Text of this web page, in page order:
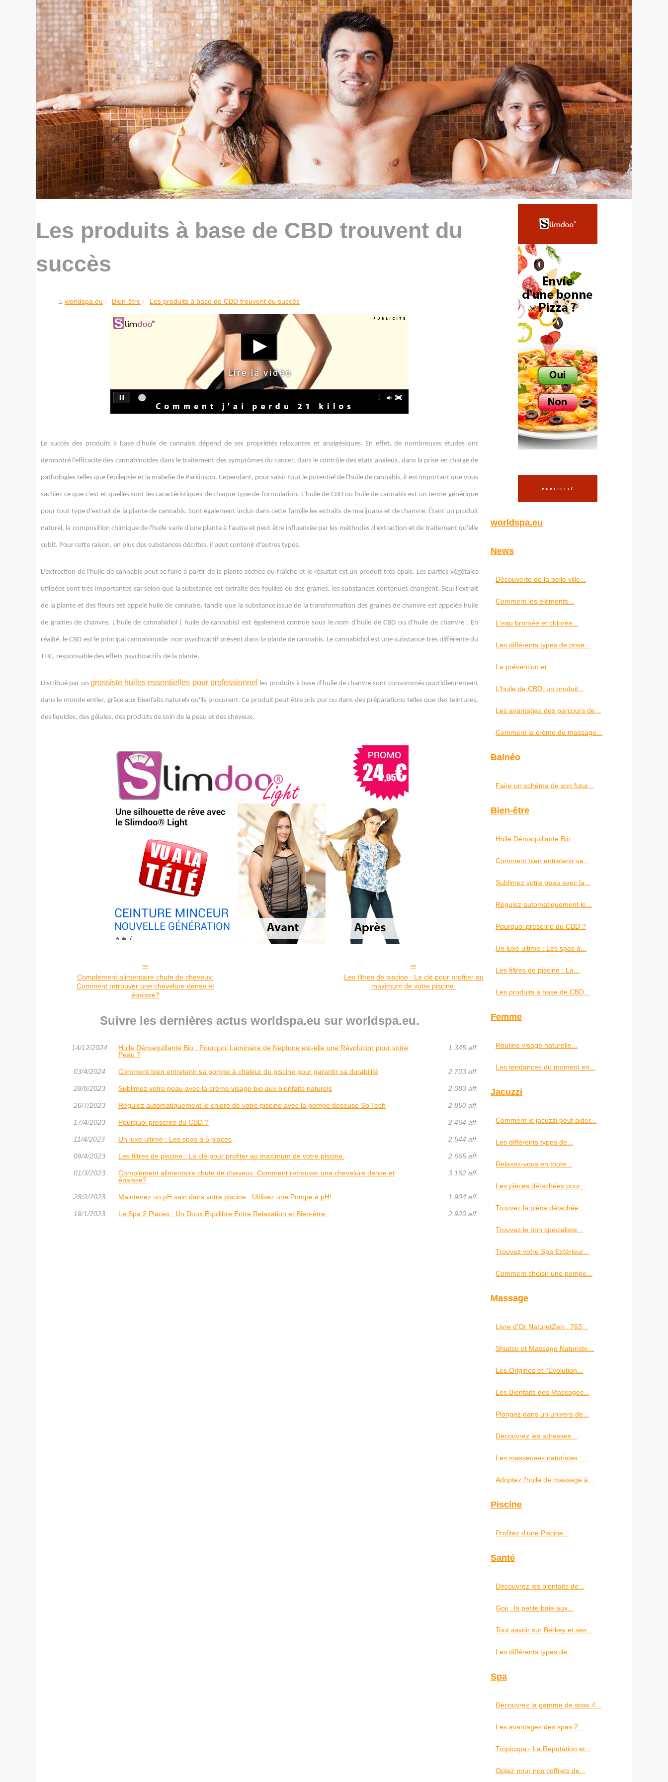
Les produits à base de CBD trouvent du
succès
worldspa.eu Bien-être Les produits à base de CBD trouvent du succès
Le succès des produits à base d'huile de cannabis dépend de ses propriétés relaxantes et analgésiques. En effet, de nombreuses études ont
démontré l'efficacité des cannabinoïdes dans le traitement des symptômes du cancer, dans le contrôle des états anxieux, dans la prise en charge de
pathologies telles que l'épilepsie et la maladie de Parkinson. Cependant, pour saisir tout le potentiel de l'huile de cannabis, il est important que vous
sachiez ce que c'est et quelles sont les caractéristiques de chaque type de formulation. L'huile de CBD ou huile de cannabis est un terme générique
pour tout type d'extrait de la plante de cannabis. Sont également inclus dans cette famille les extraits de marijuana et de chanvre. Étant un produit
naturel, la composition chimique de l'huile varie d'une plante à l'autre et peut être influencée par les méthodes d'extraction et de traitement qu'elle
subit. Pour cette raison, en plus des substances décrites, il peut contenir d'autres types.
L'extraction de l'huile de cannabis peut se faire à partir de la plante séchée ou fraîche et le résultat est un produit très épais. Les parties végétales
utilisées sont très importantes car selon que la substance est extraite des feuilles ou des graines, les substances contenues changent. Seul l'extrait
de la plante et des fleurs est appelé huile de cannabis, tandis que la substance issue de la transformation des graines de chanvre est appelée huile
de graines de chanvre. L'huile de cannabidiol ( huile de cannabis) est également connue sous le nom d'huile de CBD ou d'huile de chanvre . En
réalité, le CBD est le principal cannabinoïde non psychoactif présent dans la plante de cannabis. Le cannabidiol est une substance très différente du
THC, responsable des effets psychoactifs de la plante.
Distribué par un grossiste huiles essentielles pour professionnel les produits à base d'huile de chanvre sont consommés quotidiennement
dans le monde entier, grâce aux bienfaits naturels qu'ils procurent. Ce produit peut être pris pur ou dans des préparations telles que des teintures,
des liquides, des gélules, des produits de soin de la peau et des cheveux.
Complément alimentaire chute de cheveux:
Comment retrouver une chevelure dense et
épaisse?
Les filtres de piscine : La clé pour profiter au
maximum de votre piscine.
Suivre les dernières actus worldspa.eu sur worldspa.eu.
14/12/2024
Huile Démaquillante Bio : Pourquoi Laminaire de Neptune est-elle une Révolution pour votre
Peau ?
1 345 aff.
03/4/2024 Comment bien entretenir sa pompe à chaleur de piscine pour garantir sa durabilité 2 703 aff.
28/9/2023 Sublimez votre peau avec la crème visage bio aux bienfaits naturels 2 083 aff.
26/7/2023 Régulez automatiquement le chlore de votre piscine avec la pompe doseuse So'Tech 2 850 aff.
17/4/2023 Pourquoi prescrire du CBD ? 2 464 aff.
11/4/2023 Un luxe ultime : Les spas à 5 places 2 544 aff.
09/4/2023 Les filtres de piscine : La clé pour profiter au maximum de votre piscine. 2 665 aff.
01/3/2023
Complément alimentaire chute de cheveux: Comment retrouver une chevelure dense et
épaisse?
3 162 aff.
28/2/2023 Maintenez un pH sain dans votre piscine : Utilisez une Pompe à pH! 1 904 aff.
19/1/2023 Le Spa 2 Places : Un Doux Équilibre Entre Relaxation et Bien-être. 2 920 aff.
worldspa.eu
News
Découverte de la belle ville...
Comment les éléments...
L'eau bromée et chlorée...
Les différents types de pose...
La prévention et...
L'huile de CBD, un produit...
Les avantages des parcours de...
Comment la crème de massage...
Balnéo
Faire un schéma de son futur...
Bien-être
Huile Démaquillante Bio :...
Comment bien entretenir sa...
Sublimez votre peau avec la...
Régulez automatiquement le...
Pourquoi prescrire du CBD ?
Un luxe ultime : Les spas à...
Les filtres de piscine : La...
Les produits à base de CBD...
Femme
Routine visage naturelle...
Les tendances du moment en...
Jacuzzi
Comment le jacuzzi peut aider...
Les différents types de...
Relaxez-vous en toute...
Les pièces détachées pour...
Trouvez la pièce détachée...
Trouvez le bon spécialiste...
Trouvez votre Spa Extérieur...
Comment choisir une pompe...
Massage
Livre d’Or NaturetZen : 763...
Shiatsu et Massage Naturiste...
Les Origines et l'Évolution...
Les Bienfaits des Massages...
Plongez dans un univers de...
Découvrez les adresses...
Les masseuses naturistes :...
Adoptez l'huile de massage à...
Piscine
Profitez d'une Piscine...
Santé
Découvrez les bienfaits de...
Goji : la petite baie aux...
Tout savoir sur Berkey et ses...
Les différents types de...
Spa
Découvrez la gamme de spas 4...
Les avantages des spas 2...
Tropicspa - La Réputation et...
Optez pour nos coffrets de...